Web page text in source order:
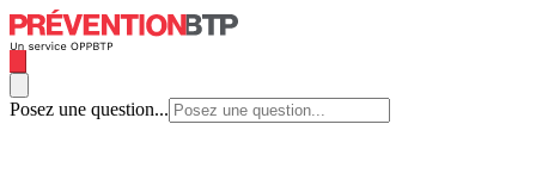
Posez une question...